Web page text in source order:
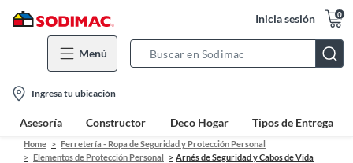
Inicia sesión 0
Menú
Bar
location-
icon
Ingresa tu ubicación
Asesoría Constructor Deco Hogar Tipos de Entrega
Home
Ferretería - Ropa de Seguridad y Protección Personal
Elementos de Protección Personal
Arnés de Seguridad y Cabos de Vida